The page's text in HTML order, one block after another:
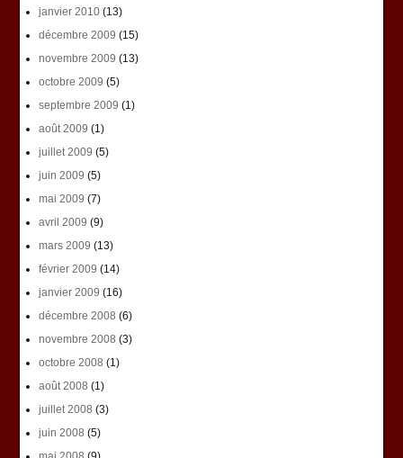
janvier 2010(13)
décembre 2009 (15)
novembre 2009 (13)
octobre 2009 (5)
septembre 2009 (1)
août 2009 (1)
juillet 2009 (5)
juin 2009 (5)
mai 2009 (7)
avril 2009 (9)
mars 2009 (13)
février 2009 (14)
janvier 2009 (16)
décembre 2008 (6)
novembre 2008 (3)
octobre 2008 (1)
août 2008 (1)
juillet 2008 (3)
juin 2008 (5)